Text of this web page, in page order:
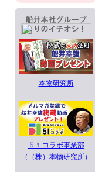
本物研究所
５１コラボ事業部
（（株）本物研究所）